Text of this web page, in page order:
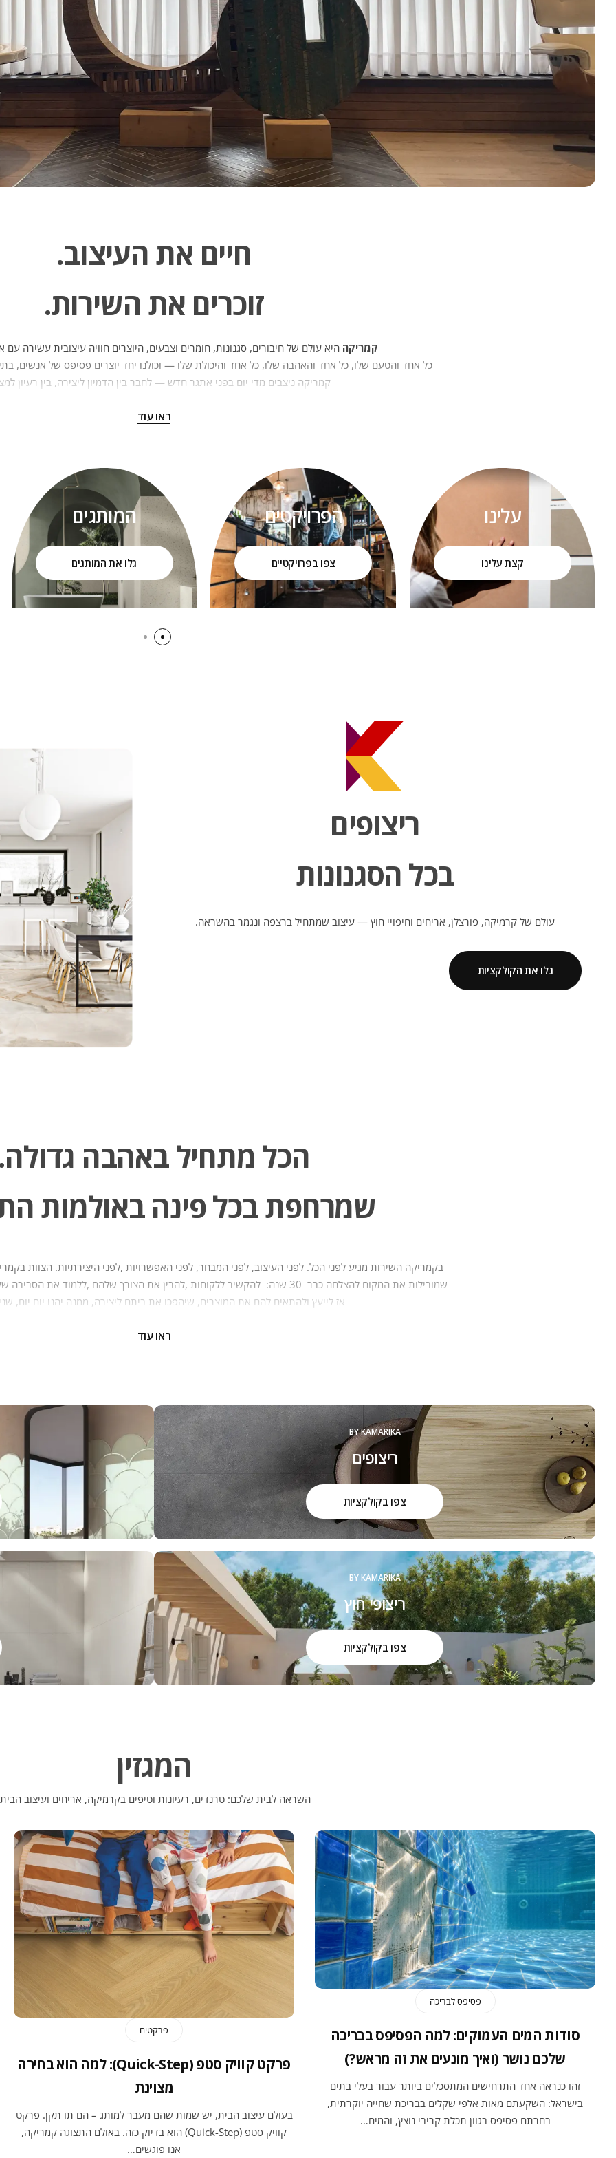
חיים את העיצוב.
זוכרים את השירות.
קמריקה היא עולם של חיבורים, סגנונות, חומרים וצבעים, היוצרים חוויה עיצובית עשירה עם
כל אחד והטעם שלו, כל אחד והאהבה שלו, כל אחד והיכולת שלו — וכולנו יחד יוצרים פסיפס של אנשים,
קמריקה ניצבים מדי יום בפני אתגר חדש — לחבר בין הדמיון ליצירה, בין רעיון
על בסיס שבועי ומעניק ללקוחות ולמעצבים חוויה מעצימה, מרגשת ויצירתית.
לאדריכלים ולבונים בכל רחבי הארץ.
האהבה שלנו לעיצוב, לאנשים ולסביבה הפכה את קמריקה לחלק בלתי נפרד ממשפחות רבות בישראל,
ומהשירות האנושי שמלווה אותן לאורך השנים.
החזון השירותי שלנו הוא אבן יסוד להצלחה — במישור האישי, המשפחתי והעסקי
ראו עוד
עלינו
קצת עלינו
הפרויקטים
צפו בפרויקטיים
המותגים
גלו את המותגים
ריצופים
בכל הסגנונות
עולם של קרמיקה, פורצלן, אריחים וחיפויי חוץ — עיצוב שמתחיל ברצפה ונגמר בהשראה.
גלו את הקולקציות
הכל מתחיל באהבה
שמרחפת בכל פינה באולמות
בקמריקה‭ ‬השירות‭
‬שמובילות‭ ‬את‭ ‬המקום‭ ‬להצלחה‭ ‬כבר‭ ‬30 ‭ ‬שנה:‭
‬אז‭ ‬לייעץ‭ ‬ולהתאים‭ ‬להם‭ ‬את‭ ‬המוצרים,‭ ‬שיהפכו‭ ‬את‭ ‬ביתם‭ ‬ליצירה,‭ ‬ממנה‭ ‬יהנו‭ ‬יום יום, שנים‭ ‬רבות.‭ ‬
המוצרים, ההבדל בינהם והיכולת להתאים ולחבר בין הסגנונות, העיצובים
ראו עוד
BY KAMARIKA
ריצופים
צפו בקולקציות
BY KAMARIKA
ריצופי חוץ
צפו בקולקציות
המגזין
השראה לבית שלכם: טרנדים, רעיונות וטיפים בקרמיקה, אריחים ועיצוב
פסיפס לבריכה
סודות המים העמוקים: למה הפסיפס בבריכה
שלכם נושר (ואיך מונעים את זה מראש?)
זהו כנראה אחד התרחישים המתסכלים ביותר עבור בעלי בתים
בישראל: השקעתם מאות אלפי שקלים בבריכת שחייה יוקרתית,
בחרתם פסיפס בגוון תכלת קריבי נוצץ, והמים…
פרקטים
פרקט קוויק סטפ (Quick-Step): למה הוא בחירה
מצוינת
בעולם עיצוב הבית, יש שמות שהם מעבר למותג – הם תו תקן. פרקט
קוויק סטפ (Quick-Step) הוא בדיוק כזה. באולם התצוגה קמריקה,
אנו פוגשים…